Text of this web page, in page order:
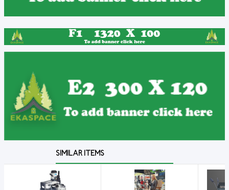
SIMILAR ITEMS